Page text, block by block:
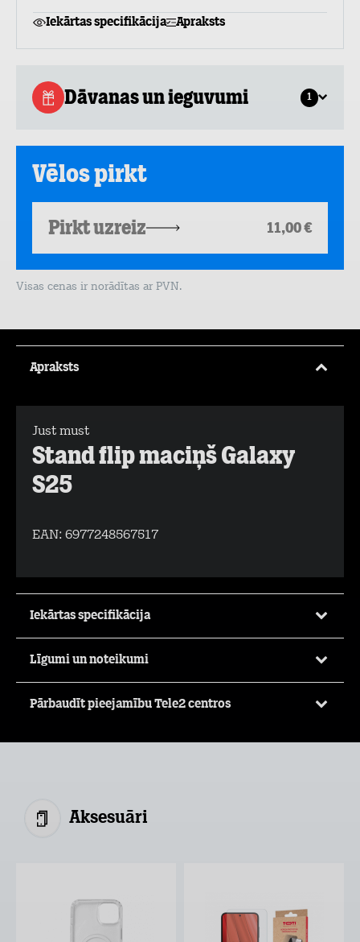
Iekārtas specifikācija Apraksts
Dāvanas un ieguvumi 1
Vēlos pirkt
Pirkt uzreiz 11,00 €
Visas cenas ir norādītas ar PVN.
Apraksts
Just must
Stand flip maciņš Galaxy
S25
EAN: 6977248567517
Iekārtas specifikācija
Līgumi un noteikumi
Pārbaudīt pieejamību Tele2 centros
Aksesuāri